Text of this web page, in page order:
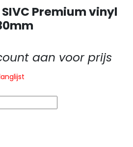
Premium vinyl
aan voor prijs